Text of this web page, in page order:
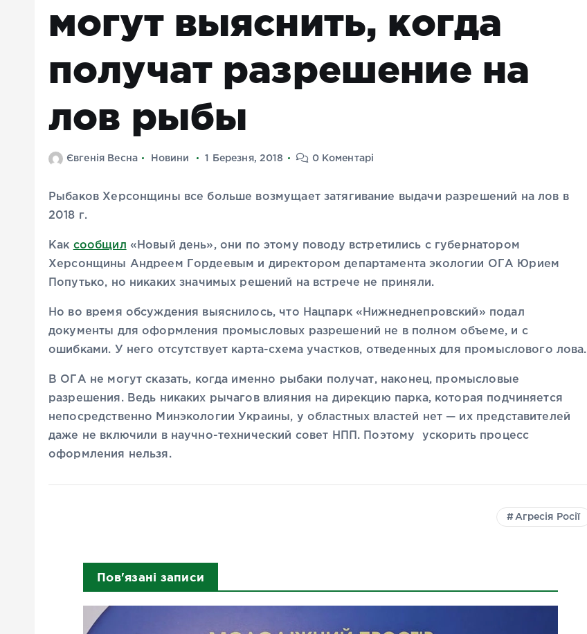
могут выяснить, когда
получат разрешение на
лов рыбы
Євгенія Весна Новини 1 Березня, 2018 0 Коментарі
Рыбаков Херсонщины все больше возмущает затягивание выдачи разрешений на лов в
2018 г.
Как сообщил «Новый день», они по этому поводу встретились с губернатором
Херсонщины Андреем Гордеевым и директором департамента экологии ОГА Юрием
Попутько, но никаких значимых решений на встрече не приняли.
Но во время обсуждения выяснилось, что Нацпарк «Нижнеднепровский» подал
документы для оформления промысловых разрешений не в полном объеме, и с
ошибками. У него отсутствует карта-схема участков, отведенных для промыслового лова.
В ОГА не могут сказать, когда именно рыбаки получат, наконец, промысловые
разрешения. Ведь никаких рычагов влияния на дирекцию парка, которая подчиняется
непосредственно Минэкологии Украины, у областных властей нет — их представителей
даже не включили в научно-технический совет НПП. Поэтому ускорить процесс
оформления нельзя.
Агресія Росії
Пов'язані записи